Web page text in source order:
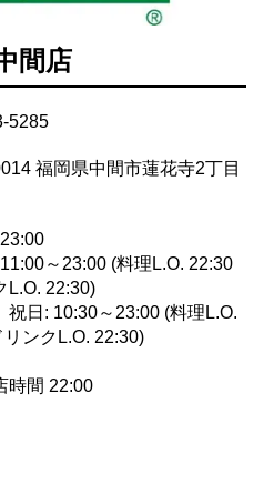
間店
5285
福岡県中間市蓮花寺2丁目
～23:00 (料理L.O. 22:30
L.O. 22:30)
祝日: 10:30～23:00 (料理L.O.
リンクL.O. 22:30)
時間 22:00